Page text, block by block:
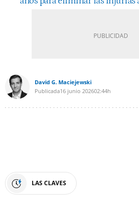
David G. Maciejewski
Publicada16 junio 202602:44h
LAS CLAVES